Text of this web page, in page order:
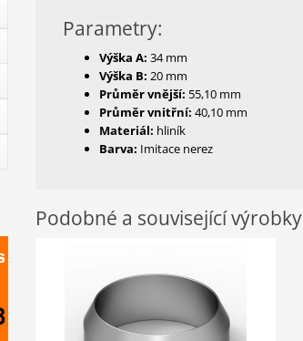
Parametry:
Výška A: 34 mm
Výška B: 20 mm
Průměr vnější: 55,10 mm
Průměr vnitřní: 40,10 mm
Materiál: hliník
Barva: Imitace nerez
Podobné a související výrobky